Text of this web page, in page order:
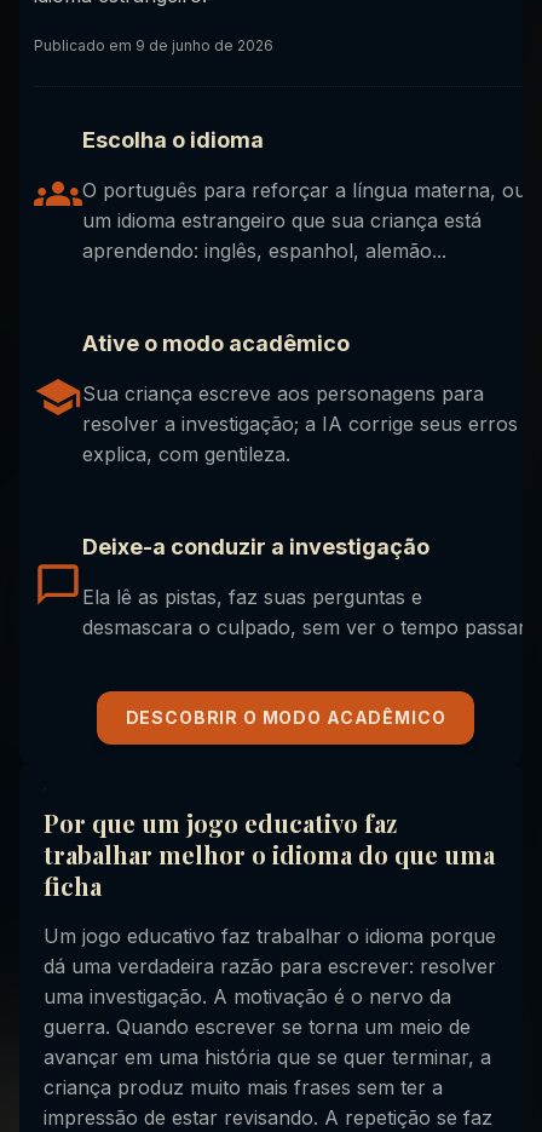
Publicado em 9 de junho de 2026
Escolha o idioma
O português para reforçar a língua materna, ou
um idioma estrangeiro que sua criança está
aprendendo: inglês, espanhol, alemão...
Ative o modo acadêmico
Sua criança escreve aos personagens para
resolver a investigação; a IA corrige seus erros e
explica, com gentileza.
Deixe-a conduzir a investigação
Ela lê as pistas, faz suas perguntas e
desmascara o culpado, sem ver o tempo passar.
DESCOBRIR O MODO ACADÊMICO
Por que um jogo educativo faz
trabalhar melhor o idioma do que uma
ficha
Um jogo educativo faz trabalhar o idioma porque
dá uma verdadeira razão para escrever: resolver
uma investigação. A motivação é o nervo da
guerra. Quando escrever se torna um meio de
avançar em uma história que se quer terminar, a
criança produz muito mais frases sem ter a
impressão de estar revisando. A repetição se faz